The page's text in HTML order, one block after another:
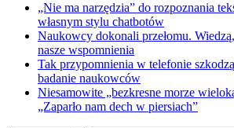
„Nie ma narzędzia” do rozpoznania
własnym stylu chatbotów
Naukowcy dokonali przełomu.
nasze wspomnienia
Tak przypomnienia w telefonie
badanie naukowców
Niesamowite „bezkresne morze
„Zaparło nam dech w piersiach”